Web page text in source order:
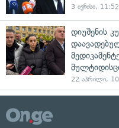
3 ივნისი, 11:52
დიუშენის
22 აპრილი,